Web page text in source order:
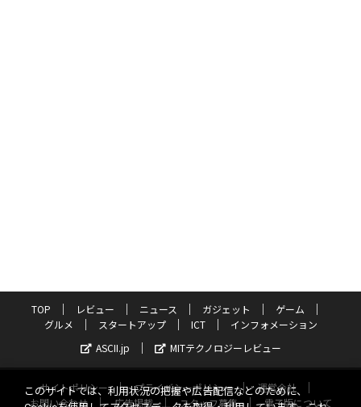
TOP レビュー ニュース ガジェット
ゲーム
グルメ
スタートアップ ICT
インフォメーション
ASCII.jp
MITテクノロジーレビュー
サイトポリシー プライバシーポリシー
運営会社
お問い合わせ
広告掲載 スタッフ募集 電子版について
このサイトでは、利用状況の把握や広告配信などのために、